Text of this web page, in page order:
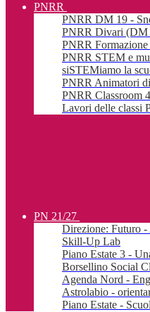
PNRR
PNRR DM 19 -
PNRR Divari (DM
PNRR
PNRR STEM e
siSTEMiamo la
PNRR Animatori
PNRR Classroom
Lavori delle classi
PN 21/27
Direzione: Futuro
Skill-Up Lab
Piano Estate 3 -
Borsellino Social
Agenda Nord -
Astrolabio -
Piano Estate -